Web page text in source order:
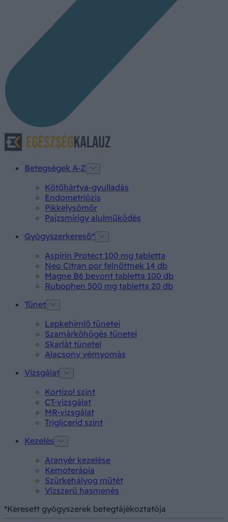
Betegségek A-Z
Kötőhártya-gyulladás
Endometriózis
Pikkelysömör
Pajzsmirigy alulműködés
Gyógyszerkereső*
Aspirin Protect 100 mg tabletta
Neo Citran por felnőttnek 14 db
Magne B6 bevont tabletta 100 db
Rubophen 500 mg tabletta 20 db
Tünet
Lepkehimlő tünetei
Szamárköhögés tünetei
Skarlát tünetei
Alacsony vérnyomás
Vizsgálat
Kortizol szint
CT-vizsgálat
MR-vizsgálat
Triglicerid szint
Kezelés
Aranyér kezelése
Kemoterápia
Szürkehályog műtét
Vízszerű hasmenés
*Keresett gyógyszerek betegtájékoztatója